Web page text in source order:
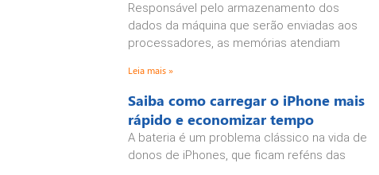
Responsável pelo armazenamento dos
dados da máquina que serão enviadas aos
processadores, as memórias atendiam
Leia mais »
Saiba como carregar o iPhone mais
rápido e economizar tempo
A bateria é um problema clássico na vida de
donos de iPhones, que ficam reféns das